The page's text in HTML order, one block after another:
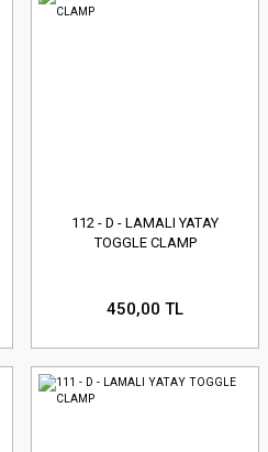
112 - D - LAMALI YATAY
TOGGLE CLAMP
450,00 TL